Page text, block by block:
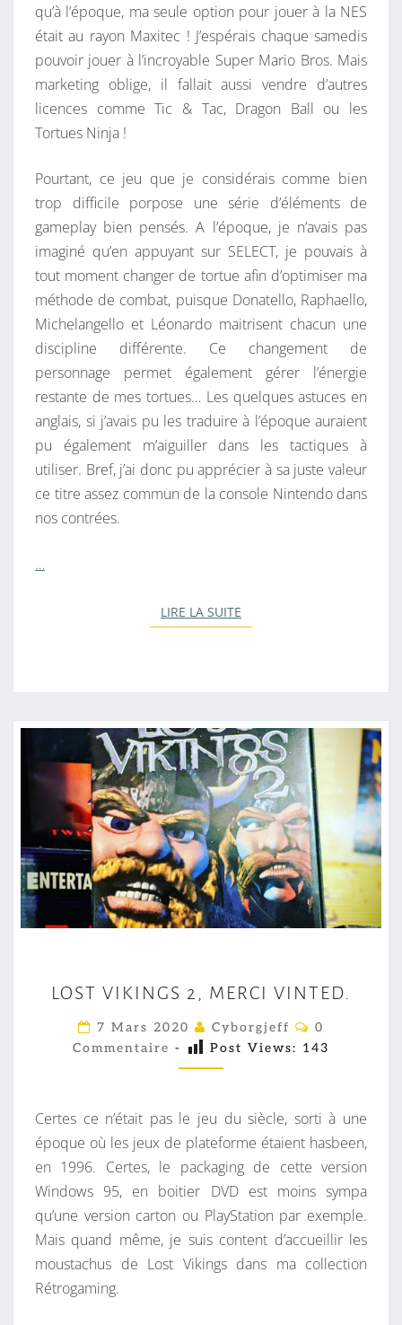
qu’à l’époque, ma seule option pour jouer à la NES
était au rayon Maxitec ! J’espérais chaque samedis
pouvoir jouer à l’incroyable Super Mario Bros. Mais
marketing oblige, il fallait aussi vendre d’autres
licences comme Tic & Tac, Dragon Ball ou les
Tortues Ninja !
Pourtant, ce jeu que je considérais comme bien
trop difficile porpose une série d’éléments de
gameplay bien pensés. A l’époque, je n’avais pas
imaginé qu’en appuyant sur SELECT, je pouvais à
tout moment changer de tortue afin d’optimiser ma
méthode de combat, puisque Donatello, Raphaello,
Michelangello et Léonardo maitrisent chacun une
discipline différente. Ce changement de
personnage permet également gérer l’énergie
restante de mes tortues… Les quelques astuces en
anglais, si j’avais pu les traduire à l’époque auraient
pu également m’aiguiller dans les tactiques à
utiliser. Bref, j’ai donc pu apprécier à sa juste valeur
ce titre assez commun de la console Nintendo dans
nos contrées.
…
LIRE LA SUITE
O
S
V
K
I
N
G
S
2
,
LOST VIKINGS 2, MERCI VINTED.
7 Mars 2020 Cyborgjeff
C
M
A
I
R
E
0
Commentaire - Post Views: 143
Certes ce n’était pas le jeu du siècle, sorti à une
époque où les jeux de plateforme étaient hasbeen,
en 1996. Certes, le packaging de cette version
Windows 95, en boitier DVD est moins sympa
qu’une version carton ou PlayStation par exemple.
Mais quand même, je suis content d’accueillir les
moustachus de Lost Vikings dans ma collection
Rétrogaming.